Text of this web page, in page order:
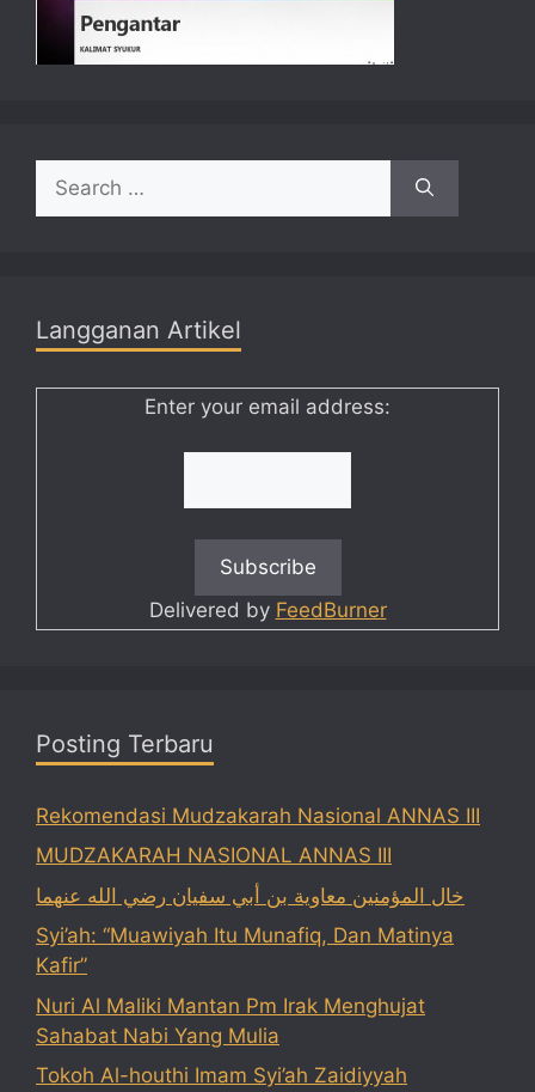
for:
Langganan Artikel
Enter your email address:
Delivered by FeedBurner
Posting Terbaru
Rekomendasi Mudzakarah Nasional ANNAS III
MUDZAKARAH NASIONAL ANNAS III
خال المؤمنين معاوية بن أبي سفيان رضي الله عنهما
Syi’ah: “Muawiyah Itu Munafiq, Dan Matinya
Kafir”
Nuri Al Maliki Mantan Pm Irak Menghujat
Sahabat Nabi Yang Mulia
Tokoh Al-houthi Imam Syi’ah Zaidiyyah